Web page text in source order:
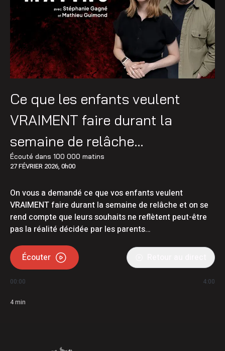
Ce que les enfants veulent
VRAIMENT faire durant la
semaine de relâche…
Écouté dans 100 000 matins
27 FÉVRIER 2026, 0h00
On vous a demandé ce que vos enfants veulent
VRAIMENT faire durant la semaine de relâche et on se
rend compte que leurs souhaits ne reflètent peut-être
pas la réalité décidée par les parents…
Écouter
00:00 4:00
4min